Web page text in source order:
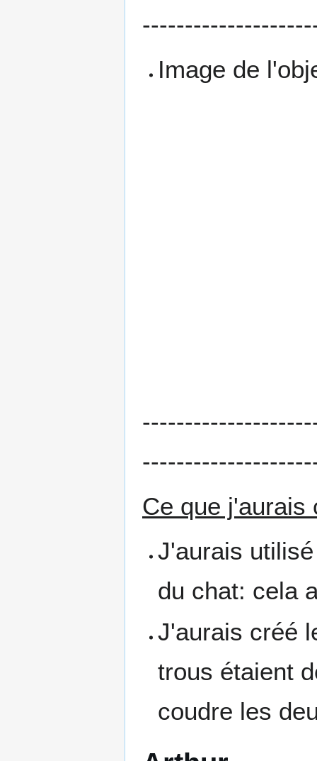
Image de
Ce que j'aurais
J'aurais
du chat: cela
J'aurais créé
trous étaient
coudre les